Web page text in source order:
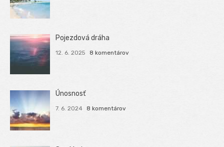
Pojezdová dráha
12. 6. 2025 8 komentárov
Únosnosť
7. 6. 2024 8 komentárov